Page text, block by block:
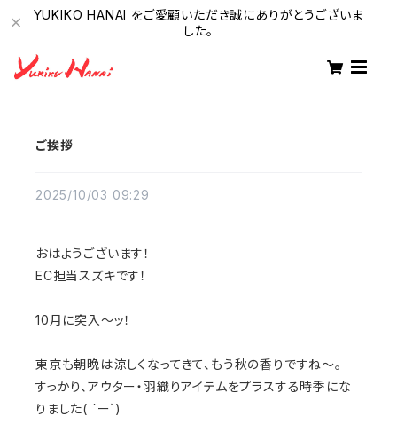
YUKIKO HANAI をご愛顧いただき誠にありがとうございま
した。
ご挨拶
2025/10/03 09:29
おはようございます！
EC担当スズキです！
10月に突入～ッ！
東京も朝晩は涼しくなってきて、もう秋の香りですね～。
すっかり、アウター・羽織りアイテムをプラスする時季にな
りました( ´ー`)